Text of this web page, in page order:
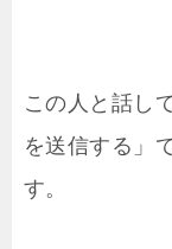
この人と話し
を送信する」
す。